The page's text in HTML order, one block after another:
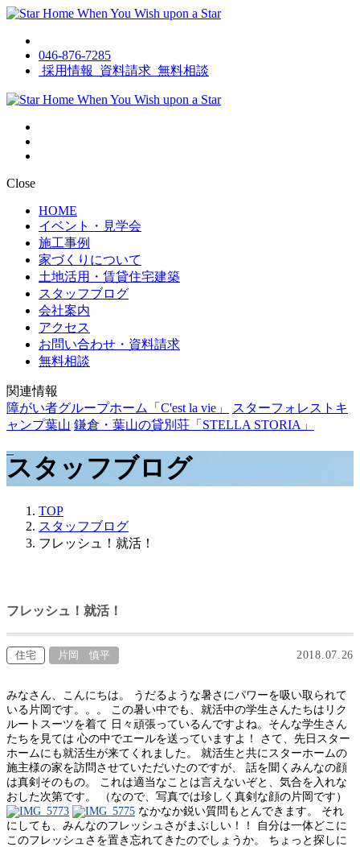
046-876-7285
採用情報
資料請求 無料相談
Close
HOME
イベント・見学会
施工事例
家づくりについて
土地活用・賃貸住宅建築
スタッフブログ
会社案内
アクセス
お問い合わせ・資料請求
無料相談
関連情報
障がい者グループホーム「C'est la vie」
スターフォレストキ
ャンプ葉山 鎌倉・葉山の貸別荘「STELLA STORIA」
スタッフブログ
TOP
スタッフブログ
フレッシュ！就活！
フレッシュ！就活！
住宅 片岡 慎平 2018.07.26
みなさん、こんにちは。 うだるような暑さにパワーを吸い取られて
いる片岡です。。。 この暑い中でも、就活中の学生さんたちはリク
ルートスーツを着て 日々頑張っているんですよね。そんな学生さん
たちを見ては 心の中でエールを送っていますよ！ さて、先日スター
ホームにも就活生が来てくれました。 就活生と共にスターホームの
施主様の家を訪問させていただいたのですが、 話を聞くみんなの顔
は真剣そのもの。 これは適当なことは言えないぞと、気合を入れな
おした次第です。 （なので、写真では珍しく真剣な顔の片岡です）
なかなか鋭い質問もとんできます。 それ
にしても、みんなのフレッシュさがまぶしい！！ 自分は一体どこに
このフレッシュさを置き忘れてきたのでしょうか。 ちょっと探しに